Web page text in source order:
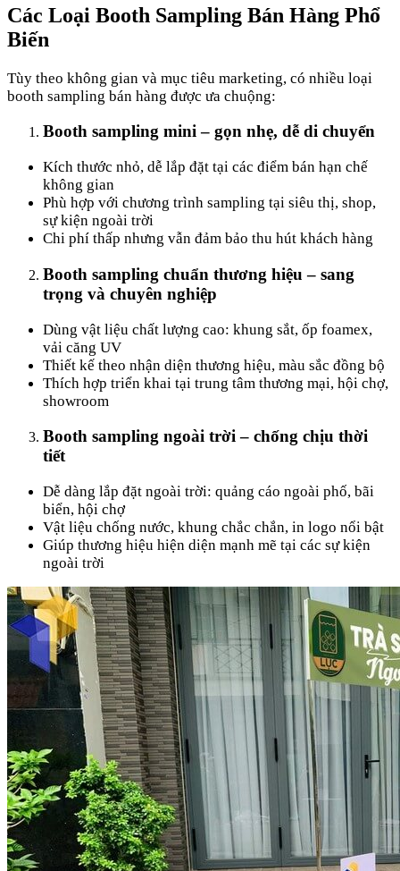
Các Loại Booth Sampling Bán Hàng Phổ
Biến
Tùy theo không gian và mục tiêu marketing, có nhiều loại
booth sampling bán hàng được ưa chuộng:
Booth sampling mini – gọn nhẹ, dễ di chuyển
Kích thước nhỏ, dễ lắp đặt tại các điểm bán hạn chế
không gian
Phù hợp với chương trình sampling tại siêu thị, shop,
sự kiện ngoài trời
Chi phí thấp nhưng vẫn đảm bảo thu hút khách hàng
Booth sampling chuẩn thương hiệu – sang
trọng và chuyên nghiệp
Dùng vật liệu chất lượng cao: khung sắt, ốp foamex,
vải căng UV
Thiết kế theo nhận diện thương hiệu, màu sắc đồng bộ
Thích hợp triển khai tại trung tâm thương mại, hội chợ,
showroom
Booth sampling ngoài trời – chống chịu thời
tiết
Dễ dàng lắp đặt ngoài trời: quảng cáo ngoài phố, bãi
biển, hội chợ
Vật liệu chống nước, khung chắc chắn, in logo nổi bật
Giúp thương hiệu hiện diện mạnh mẽ tại các sự kiện
ngoài trời